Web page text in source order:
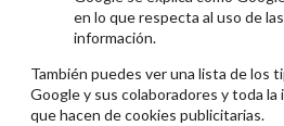
en lo que respecta al uso de
información.
También puedes ver una lista de los
Google y sus colaboradores y toda la
que hacen de cookies publicitarias.